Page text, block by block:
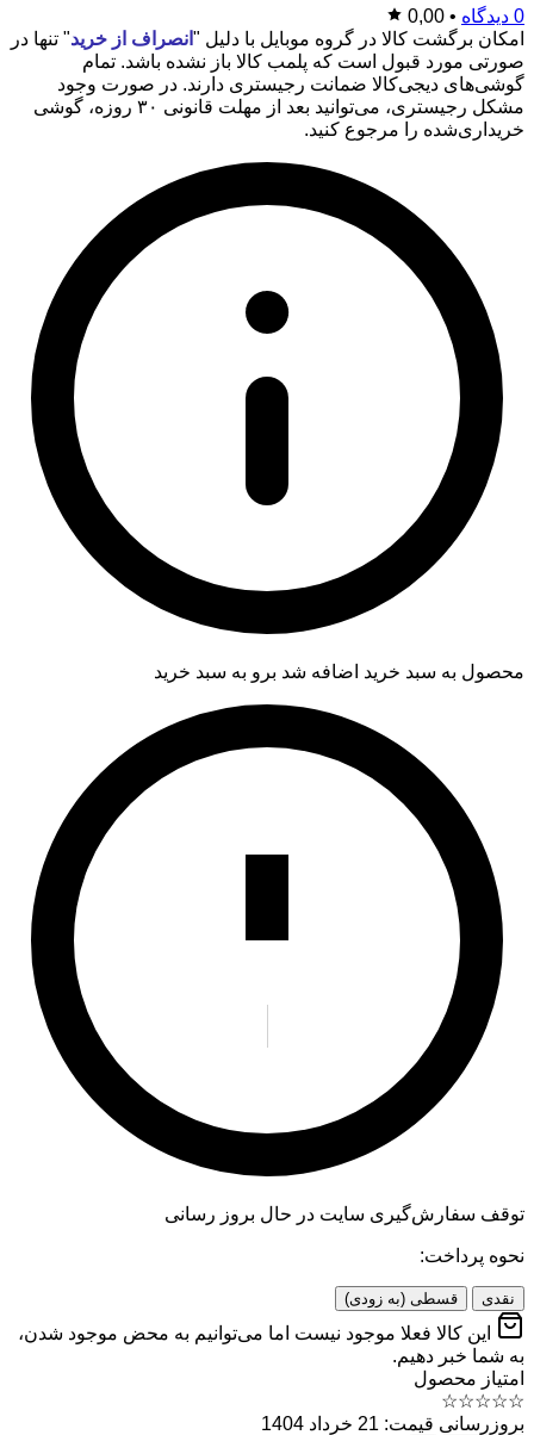
0 دیدگاه •
0,00
امکان برگشت کالا در گروه موبایل با دلیل " انصراف از خرید" تنها در
صورتی مورد قبول است که پلمب کالا باز نشده باشد. تمام
گوشی‌های دیجی‌کالا ضمانت رجیستری دارند. در صورت وجود
مشکل رجیستری، می‌توانید بعد از مهلت قانونی ۳۰ روزه، گوشی
خریداری‌شده را مرجوع کنید.
محصول به سبد خرید اضافه شد برو به سبد خرید
توقف سفارش‌گیری سایت در حال بروز رسانی
نحوه پرداخت:
نقدی قسطی (به زودی)
این کالا فعلا موجود نیست اما می‌توانیم به محض موجود شدن،
به شما خبر دهیم.
امتیاز محصول
☆
☆
☆
☆
☆
بروزرسانی قیمت: 21 خرداد 1404